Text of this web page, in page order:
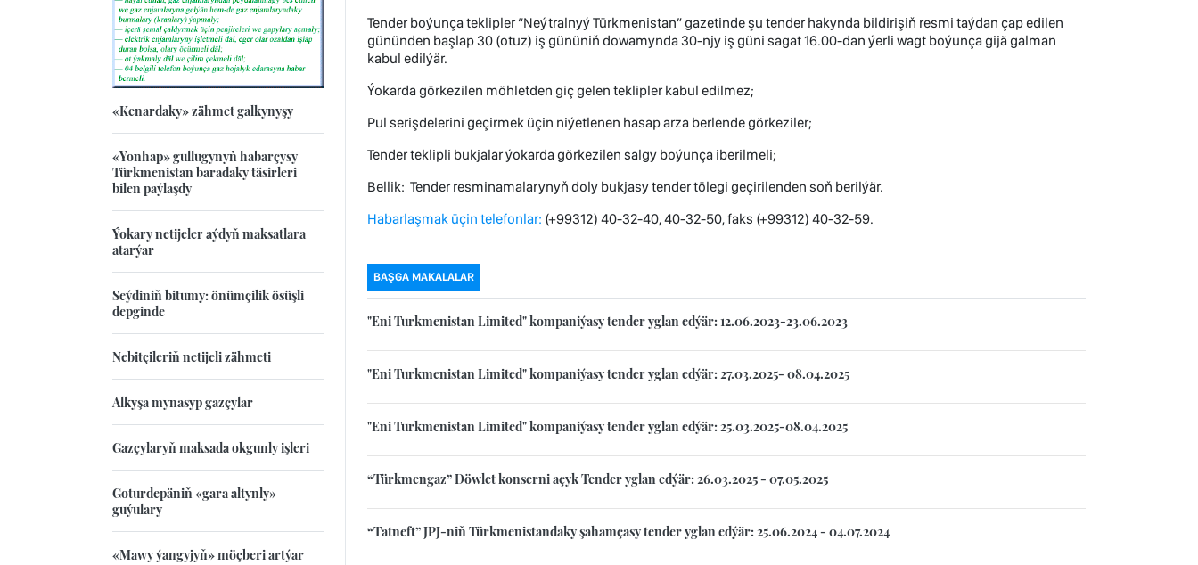
Tender boýunça teklipler “Neýtralnyý Türkmenistan” gazetinde şu tender hakynda bildirişiň resmi taýdan çap edilen
gününden başlap 30 (otuz) iş gününiň dowamynda 30-njy iş güni sagat 16.00-dan ýerli wagt boýunça gijä galman
kabul edilýär.
Ýokarda görkezilen möhletden giç gelen teklipler kabul edilmez;
Pul serişdelerini geçirmek üçin niýetlenen hasap arza berlende görkeziler;
Tender teklipli bukjalar ýokarda görkezilen salgy boýunça iberilmeli;
Bellik: Tender resminamalarynyň doly bukjasy tender tölegi geçirilenden soň berilýär.
Habarlaşmak üçin telefonlar: (+99312) 40-32-40, 40-32-50, faks (+99312) 40-32-59.
BAŞGA MAKALALAR
"Eni Turkmenistan Limited" kompaniýasy tender yglan edýär: 12.06.2023-23.06.2023
"Eni Turkmenistan Limited" kompaniýasy tender yglan edýär: 27.03.2025- 08.04.2025
"Eni Turkmenistan Limited" kompaniýasy tender yglan edýär: 25.03.2025-08.04.2025
“Türkmengaz” Döwlet konserni açyk Tender yglan edýär: 26.03.2025 - 07.05.2025
“Tatneft” JPJ-niň Türkmenistandaky şahamçasy tender yglan edýär: 25.06.2024 - 04.07.2024
«Kenardaky» zähmet galkynyşy
«Yonhap» gullugynyň habarçysy
Türkmenistan baradaky täsirleri
bilen paýlaşdy
Ýokary netijeler aýdyň maksatlara
atarýar
Seýdiniň bitumy: önümçilik ösüşli
depginde
Nebitçileriň netijeli zähmeti
Alkyşa mynasyp gazçylar
Gazçylaryň maksada okgunly işleri
Goturdepäniň «gara altynly»
guýulary
«Mawy ýangyjyň» möçberi artýar